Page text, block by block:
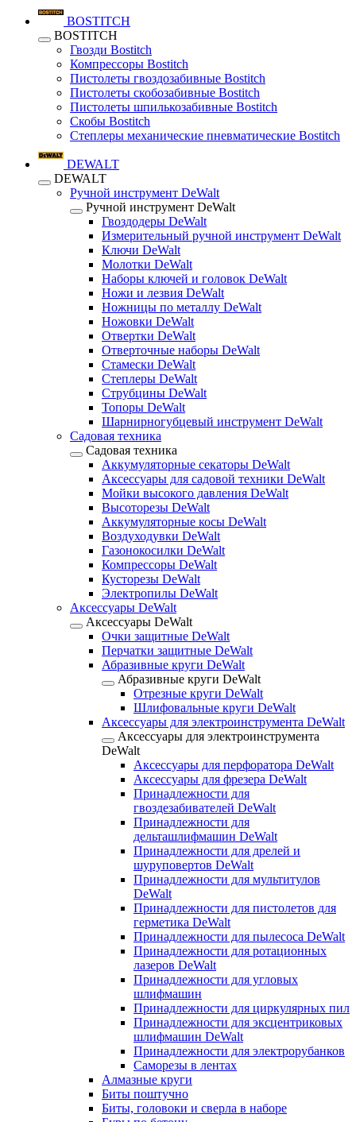
BOSTITCH
BOSTITCH
Гвозди Bostitch
Компрессоры Bostitch
Пистолеты гвоздозабивные Bostitch
Пистолеты скобозабивные Bostitch
Пистолеты шпилькозабивные Bostitch
Скобы Bostitch
Степлеры механические пневматические Bostitch
DEWALT
DEWALT
Ручной инструмент DeWalt
Ручной инструмент DeWalt
Гвоздодеры DeWalt
Измерительный ручной инструмент DeWalt
Ключи DeWalt
Молотки DeWalt
Наборы ключей и головок DeWalt
Ножи и лезвия DeWalt
Ножницы по металлу DeWalt
Ножовки DeWalt
Отвертки DeWalt
Отверточные наборы DeWalt
Стамески DeWalt
Степлеры DeWalt
Струбцины DeWalt
Топоры DeWalt
Шарнирногубцевый инструмент DeWalt
Садовая техника
Садовая техника
Аккумуляторные секаторы DeWalt
Аксессуары для садовой техники DeWalt
Мойки высокого давления DeWalt
Высоторезы DeWalt
Аккумуляторные косы DeWalt
Воздуходувки DeWalt
Газонокосилки DeWalt
Компрессоры DeWalt
Кусторезы DeWalt
Электропилы DeWalt
Аксессуары DeWalt
Аксессуары DeWalt
Очки защитные DeWalt
Перчатки защитные DeWalt
Абразивные круги DeWalt
Абразивные круги DeWalt
Отрезные круги DeWalt
Шлифовальные круги DeWalt
Аксессуары для электроинструмента DeWalt
Аксессуары для электроинструмента
DeWalt
Аксессуары для перфоратора DeWalt
Аксессуары для фрезера DeWalt
Принадлежности для
гвоздезабивателей DeWalt
Принадлежности для
дельташлифмашин DeWalt
Принадлежности для дрелей и
шуруповертов DeWalt
Принадлежности для мультитулов
DeWalt
Принадлежности для пистолетов для
герметика DeWalt
Принадлежности для пылесоса DeWalt
Принадлежности для ротационных
лазеров DeWalt
Принадлежности для угловых
шлифмашин
Принадлежности для циркулярных пил
Принадлежности для эксцентриковых
шлифмашин DeWalt
Принадлежности для электрорубанков
Саморезы в лентах
Алмазные круги
Биты поштучно
Биты, головоки и сверла в наборе